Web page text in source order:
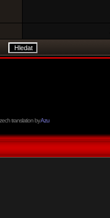
translation byAzu